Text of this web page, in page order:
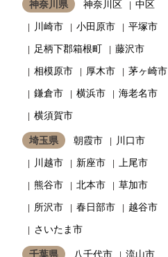
神奈川県 神奈川区
中区
川崎市
小田原市
平塚市
足柄下郡箱根町
藤沢市
相模原市
厚木市
茅ヶ崎市
鎌倉市
横浜市
海老名市
横須賀市
埼玉県 朝霞市
川口市
川越市
新座市
上尾市
熊谷市
北本市
草加市
所沢市
春日部市
越谷市
さいたま市
千葉県 八千代市
流山市